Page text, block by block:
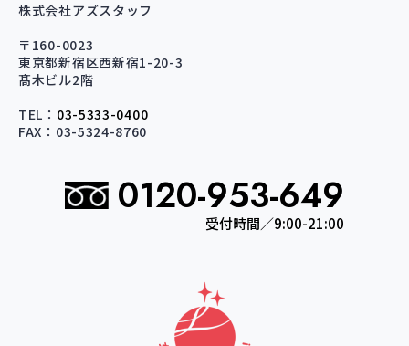
株式会社アズスタッフ
〒160-0023
東京都新宿区西新宿1-20-3
髙木ビル2階
TEL： 03-5333-0400
FAX：03-5324-8760
0120-953-649
受付時間／9:00-21:00